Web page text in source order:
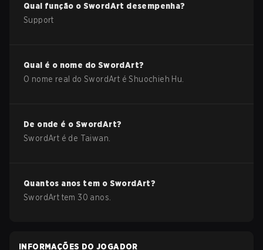
Qual função o SwordArt desempenha?
Support
Qual é o nome do SwordArt?
O nome real doSwordArt éShuochieh Hu
De onde é o SwordArt?
SwordArt é de Taiwan
Quantos anos tem o SwordArt?
SwordArt tem30 anos.
INFORMAÇÕES DO JOGADOR